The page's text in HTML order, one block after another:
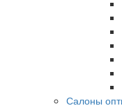
Салоны